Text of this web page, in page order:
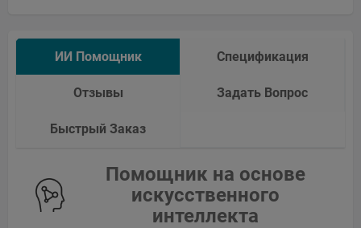
ИИ Помощник Спецификация
Отзывы Задать Вопрос
Быстрый Заказ
Помощник на основе
искусственного
интеллекта